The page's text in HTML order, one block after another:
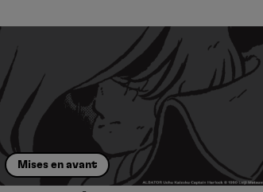
Mises en avant